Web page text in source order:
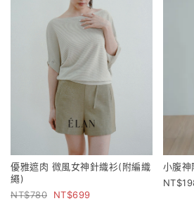
優雅遮肉 微風女神針織衫(附編織
繩)
780
699
小腹神